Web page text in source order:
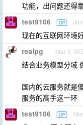
功能，出问题还得
test9106 OP
现在的互联网环境
realpg Mar 3,
结合业务模型分域
国内的云服务就是
服务的高手这一环
test9106 OP